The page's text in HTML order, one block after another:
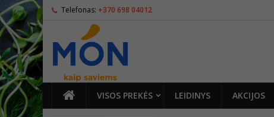
Telefonas: +370 698 04012
PAGRINDINIS
VISOS PREKĖS LEIDINYS AKCIJOS